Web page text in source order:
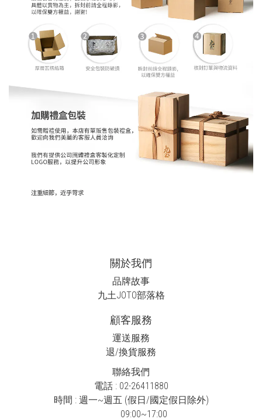
關於我們
品牌故事
九土JOTO部落格
顧客服務
運送服務
退/換貨服務
聯絡我們
電話 : 02-26411880
時間 : 週一~週五 (假日/國定假日除外)
09:00~17:00